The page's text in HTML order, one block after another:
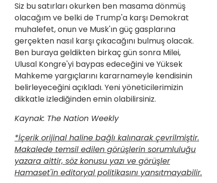
Siz bu satırları okurken ben masama dönmüş
olacağım ve belki de Trump'a karşı Demokrat
muhalefet, onun ve Musk'ın güç gasplarına
gerçekten nasıl karşı çıkacağını bulmuş olacak.
Ben buraya geldikten birkaç gün sonra Milei,
Ulusal Kongre'yi baypas edeceğini ve Yüksek
Mahkeme yargıçlarını kararnameyle kendisinin
belirleyeceğini açıkladı. Yeni yöneticilerimizin
dikkatle izlediğinden emin olabilirsiniz.
Kaynak: The Nation Weekly
*İçerik orijinal haline bağlı kalınarak çevrilmiştir.
Makalede temsil edilen görüşlerin sorumluluğu
yazara aittir, söz konusu yazı ve görüşler
Hamaset'in editoryal politikasını yansıtmayabilir.